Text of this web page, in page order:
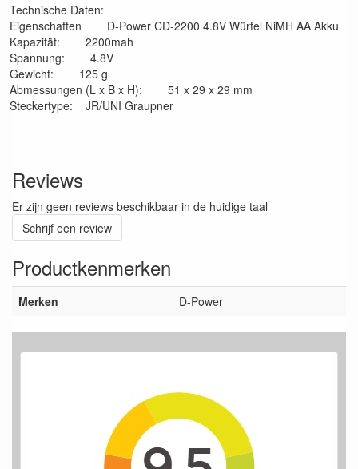
Technische Daten:
Eigenschaften D-Power CD-2200 4.8V Würfel NiMH AA Akku
Kapazität: 2200mah
Spannung: 4.8V
Gewicht: 125 g
Abmessungen (L x B x H): 51 x 29 x 29 mm
Steckertype: JR/UNI Graupner
Reviews
Er zijn geen reviews beschikbaar in de huidige taal
Schrijf een review
Productkenmerken
Merken D-Power